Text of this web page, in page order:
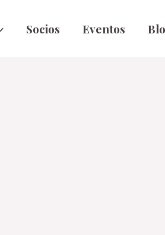
Socios Eventos